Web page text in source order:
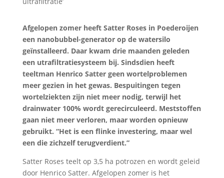
Afgelopen zomer heeft Satter Roses in Poederoijen
een nanobubbel-generator op de watersilo
geïnstalleerd. Daar kwam drie maanden geleden
een utrafiltratiesysteem bij. Sindsdien heeft
teeltman Henrico Satter geen wortelproblemen
meer gezien in het gewas. Bespuitingen tegen
wortelziekten zijn niet meer nodig, terwijl het
drainwater 100% wordt gerecirculeerd. Meststoffen
gaan niet meer verloren, maar worden opnieuw
gebruikt. “Het is een flinke investering, maar wel
een die zichzelf terugverdient.”
Satter Roses teelt op 3,5 ha potrozen en wordt geleid
door Henrico Satter. Afgelopen zomer is het